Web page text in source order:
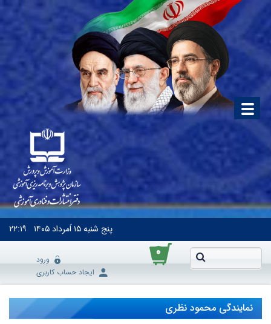
پنج شنبه۱۵ اَمرداد ۱۴۰۵ ۲۲:۱۹
۰
ورود
ایجاد حساب کاربری
نمایندگی محمود نظری